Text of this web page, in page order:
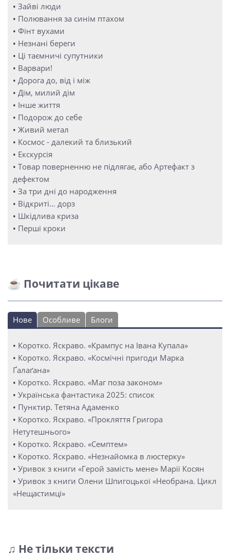
• Зайві люди
• Полювання за синім птахом
• Фінт вухами
• Незнані береги
• Ці таємничі супутники
• Варвари!
• Дорога до, від і між
• Дім, милий дім
• Інше життя
• Подорож до себе
• Живий метал
• Космос - далекий та близький
• Екскурсія
• Товар поверненню не підлягає, або Артефакт з
дефектом
• За три дні до народження
• Відкриті… дорз
• Шкідлива криза
• Перші кроки
☕ Почитати цікаве
Нове Особливе Блоги
• Коротко. Яскраво. «Крампус на Івана Купала»
• Коротко. Яскраво. «Космічні пригоди Марка
Ґалаґана»
• Коротко. Яскраво. «Маг поза законом»
• Українська фантастика 2025: список
• Пунктир. Тетяна Адаменко
• Коротко. Яскраво. «Прокляття Григора
Нетутешнього»
• Коротко. Яскраво. «Семптем»
• Коротко. Яскраво. «Незнайомка в люстерку»
• Уривок з книги «Герой замість мене» Марії Косян
• Уривок з книги Олени Шпигоцької «Необрана. Цикл
«Нещастимці»
♫ Не тільки тексти